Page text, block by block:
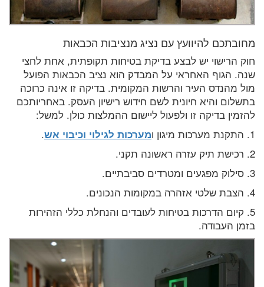
מחובתכם להיוועץ עם נציג מנציבות הכבאות
חוק הרישוי יש לבצע בדיקת בטיחות תקופתית, אחת לחצי
שנה. הגוף האחראי על המבדק הוא נציב הכבאות הפועל
מול מהנדס העיר והרשות המקומית. בדיקה זו אינה כרוכה
בתשלום והיא חיונית לשם חידוש רישיון העסק. באחריותכם
להזמין בדיקה זו ולפעול ליישום ההמלצות כולן. למשל:
1. התקנת מערכות מיגון ו
מערכות לגילוי וכיבוי אש.
2. רכישת תיק עזרה ראשונה תקני.
3. סילוק מפגעים ומטרדים סביבתיים.
4. הצבת שלטי אזהרה במקומות הנכונים.
5. קיום הדרכות בטיחות לעובדים והנחלת כללי הזהירות
בזמן העבודה.